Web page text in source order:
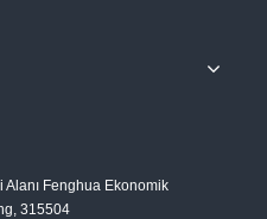
Fenghua Ekonomik
315504